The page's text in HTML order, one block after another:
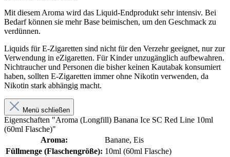
Mit diesem Aroma wird das Liquid-Endprodukt sehr intensiv. Bei
Bedarf können sie mehr Base beimischen, um den Geschmack zu
verdünnen.
Liquids für E-Zigaretten sind nicht für den Verzehr geeignet, nur zur
Verwendung in eZigaretten. Für Kinder unzugänglich aufbewahren.
Nichtraucher und Personen die bisher keinen Kautabak konsumiert
haben, sollten E-Zigaretten immer ohne Nikotin verwenden, da
Nikotin stark abhängig macht.
Menü schließen
Eigenschaften "Aroma (Longfill) Banana Ice SC Red Line 10ml
(60ml Flasche)"
Aroma:
Banane, Eis
Füllmenge (Flaschengröße): 10ml (60ml Flasche)